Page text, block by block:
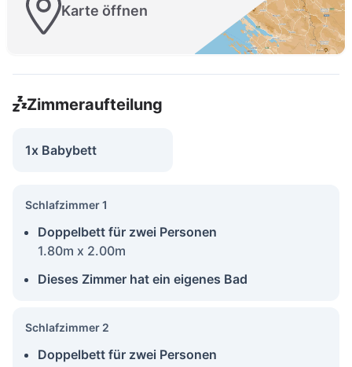
Karte öffnen
Zimmeraufteilung
1x Babybett
Schlafzimmer 1
Doppelbett für zwei Personen
1.80m x 2.00m
Dieses Zimmer hat ein eigenes Bad
Schlafzimmer 2
Doppelbett für zwei Personen